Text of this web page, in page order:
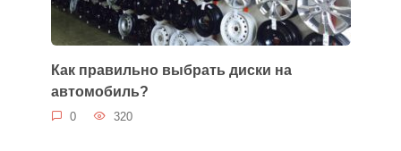
Как правильно выбрать диски на
автомобиль?
0 320